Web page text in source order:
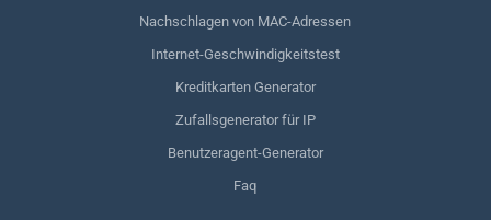
Nachschlagen von MAC-Adressen
Internet-Geschwindigkeitstest
Kreditkarten Generator
Zufallsgenerator für IP
Benutzeragent-Generator
Faq